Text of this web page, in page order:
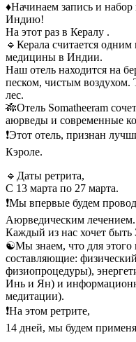
♦️Начинаем запись и
Индию!
На этот раз в Кералу .
🔹Керала считается
медицины в Индии.
Наш отель находится на
песком, чистым воздухом.
лес.
🎋Отель Somatheeram
аюрведы и современные
❗️Этот отель, признан
Кэроле.
🔹Даты ретрита,
С 13 марта по 27 марта.
❗️Мы впервые будем
Аюрведическим лечением.
Каждый из нас хочет
☯️Мы знаем, что для этого
составляющие:
физиопроцедуры),
Инь и Ян) и
медитации).
❗️На этом ретрите,
14 дней, мы будем